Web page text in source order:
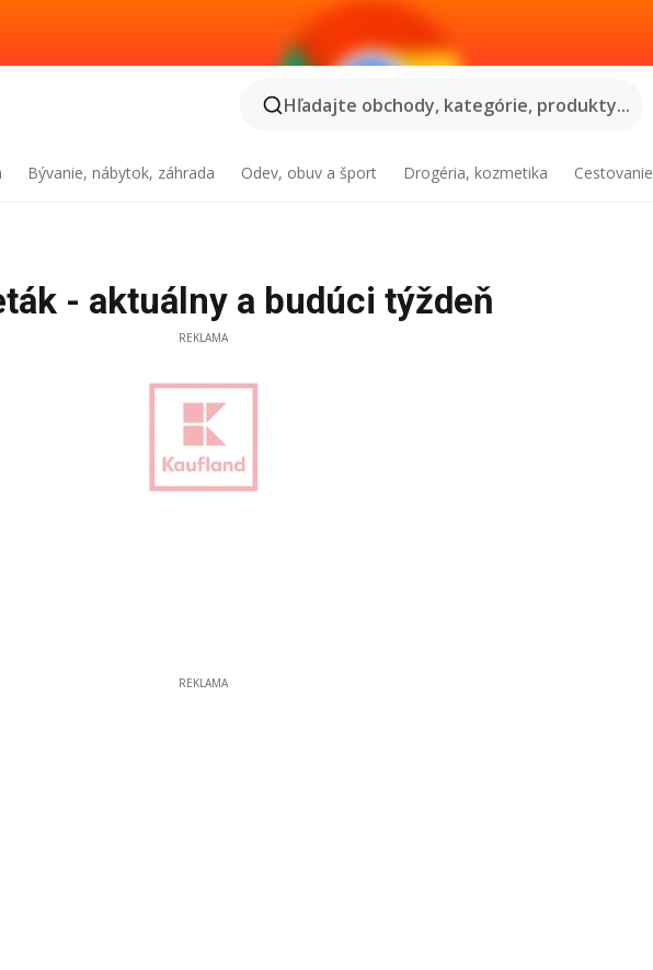
Hľadajte obchody, kategórie, produkty...
Bývanie, nábytok, záhrada Odev, obuv a šport Drogéria, kozmetika Cestovanie
- aktuálny a budúci týždeň
REKLAMA
REKLAMA